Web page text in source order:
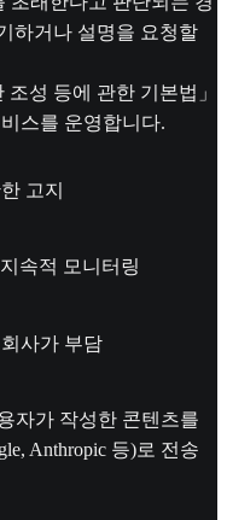
하거나 설명을 요청할
성 등에 관한 기본법」
스를 운영합니다.
고지
속적 모니터링
사가 부담
자가 작성한 콘텐츠를
Anthropic 등)로 전송